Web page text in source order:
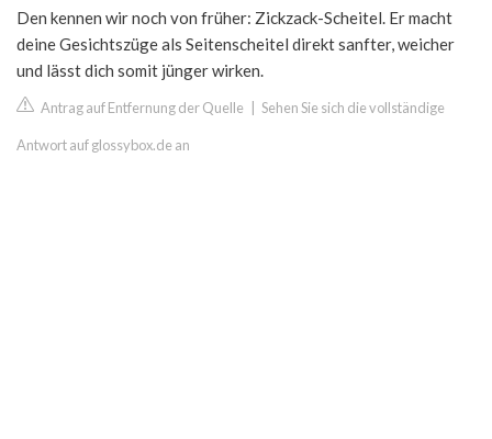
Den kennen wir noch von früher: Zickzack-Scheitel. Er macht
deine Gesichtszüge als Seitenscheitel direkt sanfter, weicher
und lässt dich somit jünger wirken.
Antrag auf Entfernung der Quelle Sehen Sie sich die vollständige
Antwort auf glossybox.de an